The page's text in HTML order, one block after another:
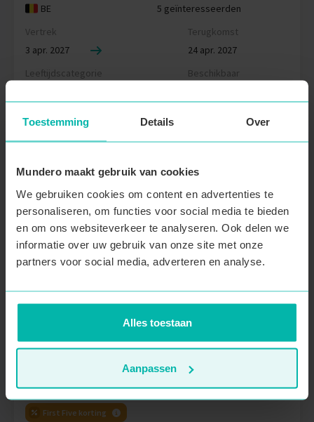
Toestemming Details Over
Mundero maakt gebruik van cookies
We gebruiken cookies om content en advertenties te
personaliseren, om functies voor social media te bieden
en om ons websiteverkeer te analyseren. Ook delen we
informatie over uw gebruik van onze site met onze
partners voor social media, adverteren en analyse.
Alles toestaan
Aanpassen
BE
5 geïnteresseerden
Vertrek
3 apr. 2027
Terugkomst
24 apr. 2027
Leeftijdscategorie
Beschikbaar
First Five korting
€ 3765
18 apr. 2027
9 mei 2027
28 - 39 jarigen
Beschikbaar
10 plaatsen
First Five korting